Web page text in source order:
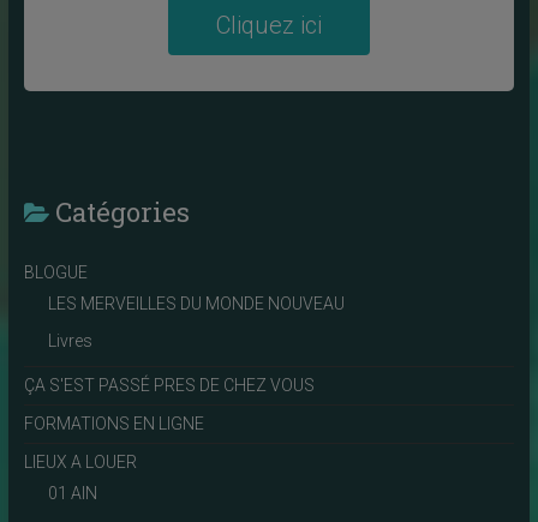
Cliquez ici
Catégories
BLOGUE
LES MERVEILLES DU MONDE NOUVEAU
Livres
ÇA S'EST PASSÉ PRES DE CHEZ VOUS
FORMATIONS EN LIGNE
LIEUX A LOUER
01 AIN